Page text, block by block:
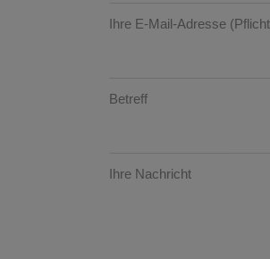
Ihre E-Mail-Adresse
Betreff
Ihre Nachricht